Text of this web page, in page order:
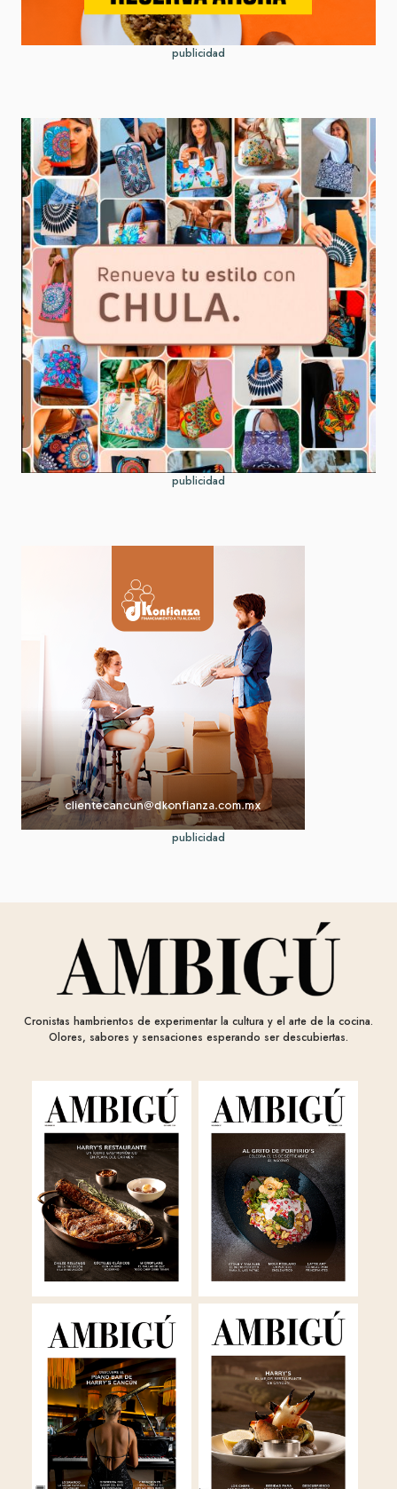
publicidad
publicidad
publicidad
Cronistas hambrientos de experimentar la cultura y el arte de la cocina.
Olores, sabores y sensaciones esperando ser descubiertas.